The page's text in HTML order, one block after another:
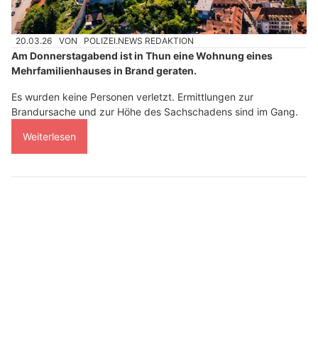
20.03.26 VON POLIZEI.NEWS REDAKTION
Am Donnerstagabend ist in Thun eine Wohnung eines
Mehrfamilienhauses in Brand geraten.
Es wurden keine Personen verletzt. Ermittlungen zur
Brandursache und zur Höhe des Sachschadens sind im Gang.
Weiterlesen